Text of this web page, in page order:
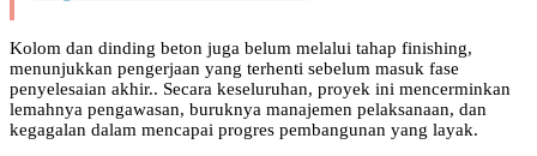
Kolom dan dinding beton juga belum melalui tahap finishing,
menunjukkan pengerjaan yang terhenti sebelum masuk fase
penyelesaian akhir.. Secara keseluruhan, proyek ini mencerminkan
lemahnya pengawasan, buruknya manajemen pelaksanaan, dan
kegagalan dalam mencapai progres pembangunan yang layak.